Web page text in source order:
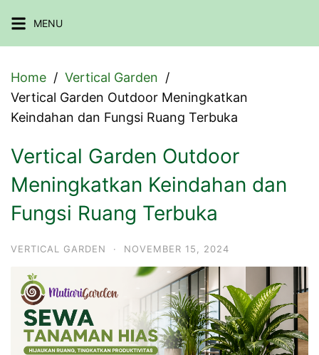
to
MENU
Home
Vertical Garden
Vertical Garden Outdoor Meningkatkan
Keindahan dan Fungsi Ruang Terbuka
Vertical Garden Outdoor
Meningkatkan Keindahan dan
Fungsi Ruang Terbuka
VERTICAL GARDEN · NOVEMBER 15, 2024